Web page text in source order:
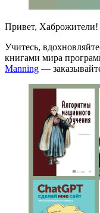
Привет, Хаброжители!
Учитесь,
книгами мира
Manning —